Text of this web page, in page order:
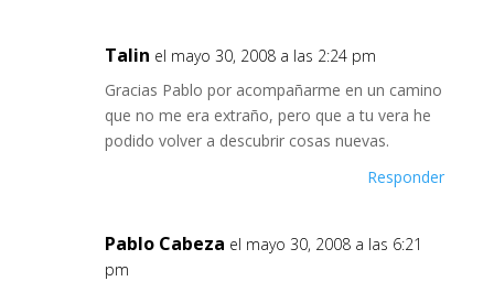
Talin el mayo 30, 2008 a las 2:24 pm
Gracias Pablo por acompañarme en un camino
que no me era extraño, pero que a tu vera he
podido volver a descubrir cosas nuevas.
Responder
Pablo Cabeza el mayo 30, 2008 a las 6:21
pm